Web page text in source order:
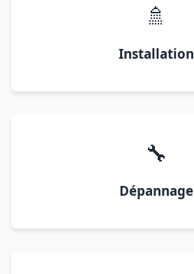
🚿
Installation
🔧
Dépannage